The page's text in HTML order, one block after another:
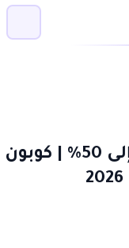
كود خصم سوق رمان يصل إلى 50% | كوبون